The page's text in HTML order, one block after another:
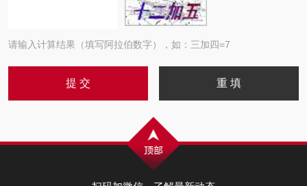
请输入计算结果（填写阿拉伯数字），如：三加四=7